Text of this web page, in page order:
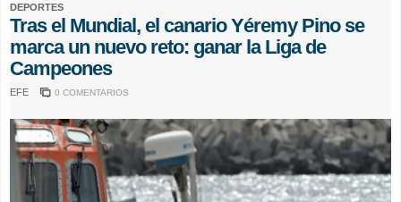
DEPORTES
Tras el Mundial, el canario Yéremy Pino se
marca un nuevo reto: ganar la Liga de
Campeones
EFE 0 COMENTARIOS